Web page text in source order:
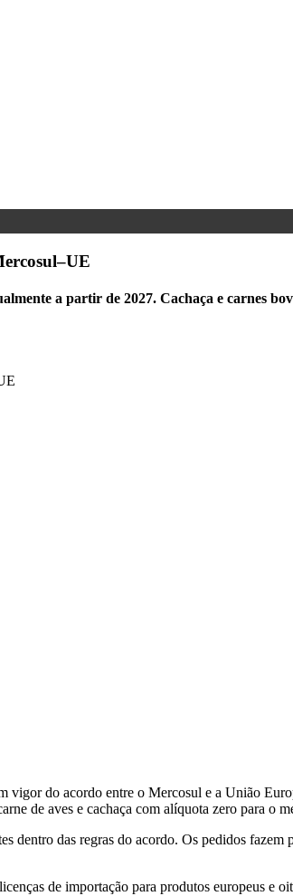
a partir de 2027. Cachaça e carnes
vigor do acordo entre o Mercosul e a União
de aves e cachaça com alíquota zero para o
dentro das regras do acordo. Os pedidos
de importação para produtos europeus e